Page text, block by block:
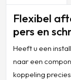
Flexibel
pers en
Heeft u een
naar een
koppeling